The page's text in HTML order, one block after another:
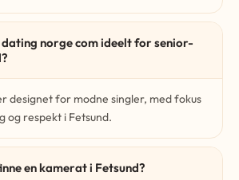
norge com ideelt for senior-
designet for modne singler, med fokus
og respekt i Fetsund.
en kamerat i Fetsund?